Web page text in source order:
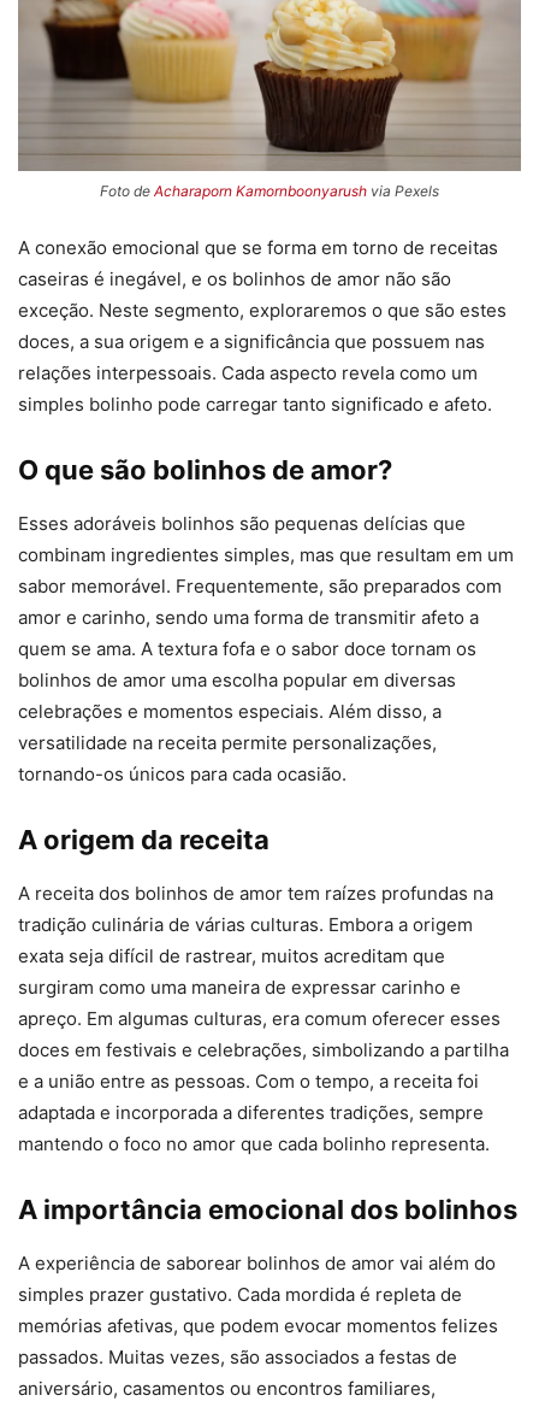
Foto de Acharaporn Kamornboonyarush via Pexels
A conexão emocional que se forma em torno de receitas
caseiras é inegável, e os bolinhos de amor não são
exceção. Neste segmento, exploraremos o que são estes
doces, a sua origem e a significância que possuem nas
relações interpessoais. Cada aspecto revela como um
simples bolinho pode carregar tanto significado e afeto.
O que são bolinhos de amor?
Esses adoráveis bolinhos são pequenas delícias que
combinam ingredientes simples, mas que resultam em um
sabor memorável. Frequentemente, são preparados com
amor e carinho, sendo uma forma de transmitir afeto a
quem se ama. A textura fofa e o sabor doce tornam os
bolinhos de amor uma escolha popular em diversas
celebrações e momentos especiais. Além disso, a
versatilidade na receita permite personalizações,
tornando-os únicos para cada ocasião.
A origem da receita
A receita dos bolinhos de amor tem raízes profundas na
tradição culinária de várias culturas. Embora a origem
exata seja difícil de rastrear, muitos acreditam que
surgiram como uma maneira de expressar carinho e
apreço. Em algumas culturas, era comum oferecer esses
doces em festivais e celebrações, simbolizando a partilha
e a união entre as pessoas. Com o tempo, a receita foi
adaptada e incorporada a diferentes tradições, sempre
mantendo o foco no amor que cada bolinho representa.
A importância emocional dos bolinhos
A experiência de saborear bolinhos de amor vai além do
simples prazer gustativo. Cada mordida é repleta de
memórias afetivas, que podem evocar momentos felizes
passados. Muitas vezes, são associados a festas de
aniversário, casamentos ou encontros familiares,